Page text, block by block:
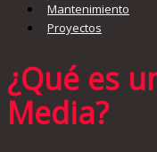
Mantenimiento
Proyectos
¿Qué es
Media?